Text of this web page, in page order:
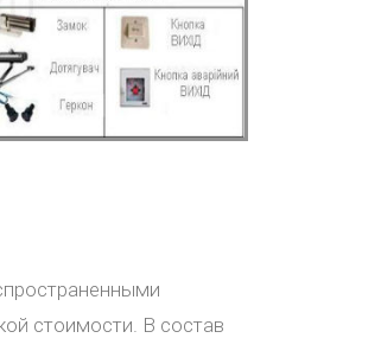
стоимости. В состав